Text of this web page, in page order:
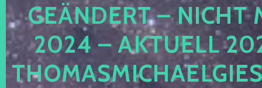
GEÄNDERT – NICHT
2024 – AKTUELL